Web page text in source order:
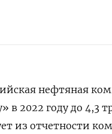
нефтяная
2022 году до 4,3
из отчетности